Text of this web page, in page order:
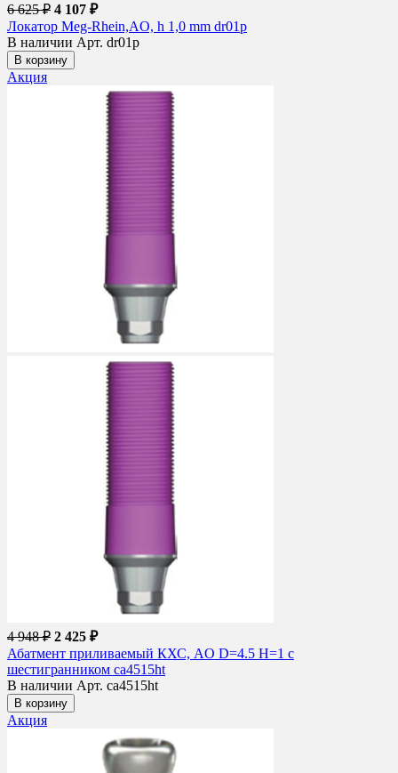
6 625 ₽ 4 107 ₽
Локатор Meg-Rhein,AO, h 1,0 mm dr01p
В наличии Арт. dr01p
В корзину
Акция
4 948 ₽ 2 425 ₽
Абатмент приливаемый КХС, AO D=4.5 H=1 с
шестигранником ca4515ht
В наличии Арт. ca4515ht
В корзину
Акция